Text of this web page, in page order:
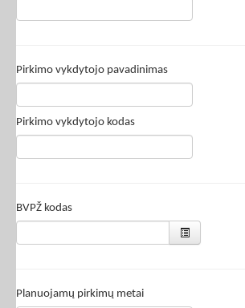
Pirkimo vykdytojo pavadinimas
Pirkimo vykdytojo kodas
BVPŽ kodas
Planuojamų pirkimų metai